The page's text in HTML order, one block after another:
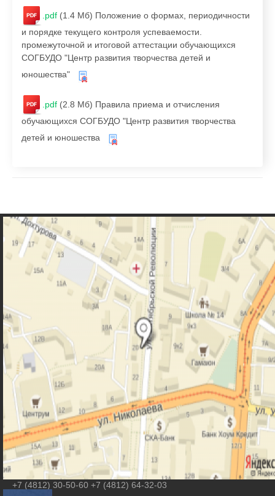
.pdf (1.4 Мб) Положение о формах, периодичности
и порядке текущего контроля успеваемости.
промежуточной и итоговой аттестации обучающихся
СОГБУДО "Центр развития творчества детей и
юношества"
.pdf (2.8 Мб) Правила приема и отчисления
обучающихся СОГБУДО "Центр развития творчества
детей и юношества
Контакты
Агеева Ольга Михайловна
smolcrtdu@mail.ru
+7 (4812) 30-50-60 +7 (4812) 64-32-03